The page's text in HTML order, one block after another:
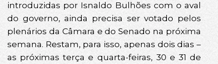
introduzidas por Isnaldo Bulhões com o aval
do governo, ainda precisa ser votado pelos
plenários da Câmara e do Senado na próxima
semana. Restam, para isso, apenas dois dias –
as próximas terça e quarta-feiras, 30 e 31 de